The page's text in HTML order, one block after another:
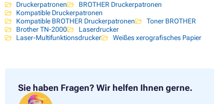
Druckerpatronen
BROTHER Druckerpatronen
Kompatible Druckerpatronen
Kompatible BROTHER Druckerpatronen
Toner BROTHER
Brother TN-2000
Laserdrucker
Laser-Multifunktionsdrucker
Weißes xerografisches Papier
Sie haben Fragen? Wir helfen Ihnen gerne.